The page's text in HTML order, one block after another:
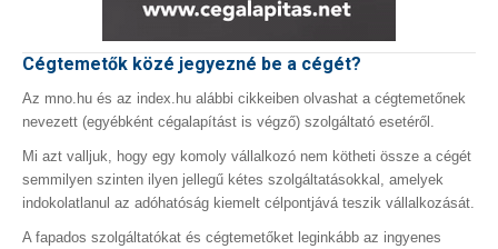
Cégtemetők közé jegyezné be a cégét?
Az mno.hu és az index.hu alábbi cikkeiben olvashat a cégtemetőnek
nevezett (egyébként cégalapítást is végző) szolgáltató esetéről.
Mi azt valljuk, hogy egy komoly vállalkozó nem kötheti össze a cégét
semmilyen szinten ilyen jellegű kétes szolgáltatásokkal, amelyek
indokolatlanul az adóhatóság kiemelt célpontjává teszik vállalkozását.
A fapados szolgáltatókat és cégtemetőket leginkább az ingyenes